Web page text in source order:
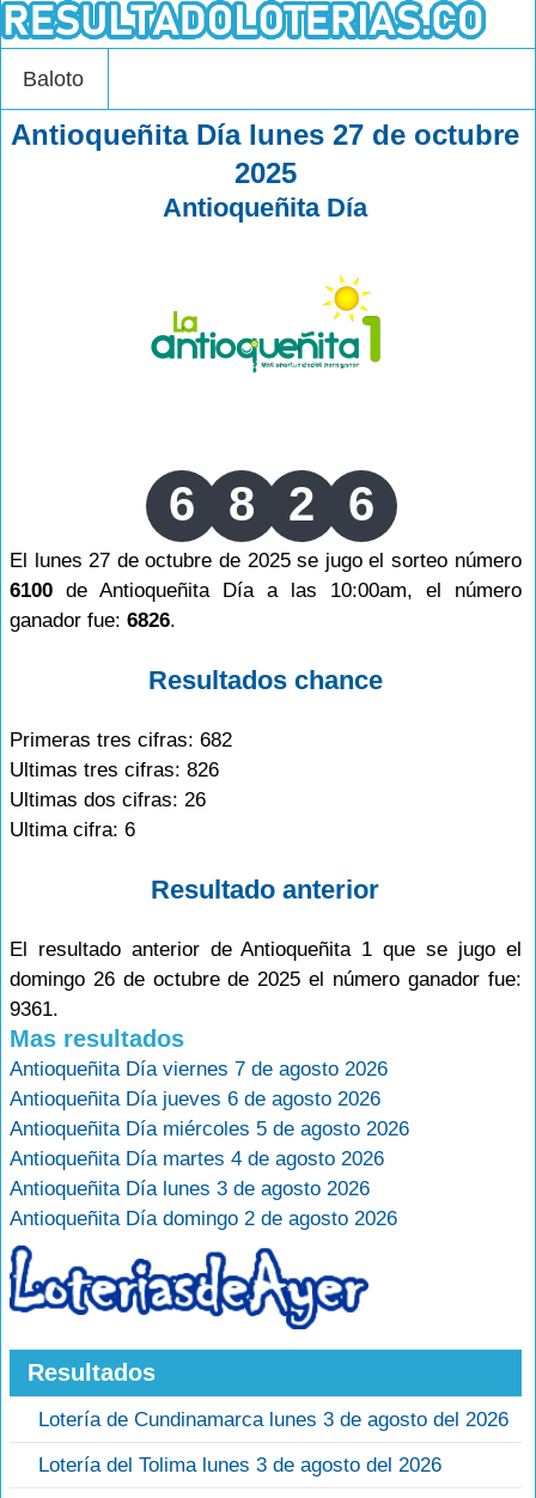
Baloto
Antioqueñita Día lunes 27 de octubre
2025
Antioqueñita Día
6 8 2 6
El lunes 27 de octubre de 2025 se jugo el sorteo número
6100 de Antioqueñita Día a las 10:00am, el número
ganador fue: 6826.
Resultados chance
Primeras tres cifras: 682
Ultimas tres cifras: 826
Ultimas dos cifras: 26
Ultima cifra: 6
Resultado anterior
El resultado anterior de Antioqueñita 1 que se jugo el
domingo 26 de octubre de 2025 el número ganador fue:
9361.
Mas resultados
Antioqueñita Día viernes 7 de agosto 2026
Antioqueñita Día jueves 6 de agosto 2026
Antioqueñita Día miércoles 5 de agosto 2026
Antioqueñita Día martes 4 de agosto 2026
Antioqueñita Día lunes 3 de agosto 2026
Antioqueñita Día domingo 2 de agosto 2026
Resultados
Lotería de Cundinamarca lunes 3 de agosto del 2026
Lotería del Tolima lunes 3 de agosto del 2026